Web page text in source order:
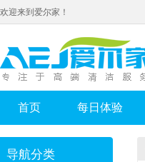
欢迎来到爱尔家！
首页 每日体验
导航分类